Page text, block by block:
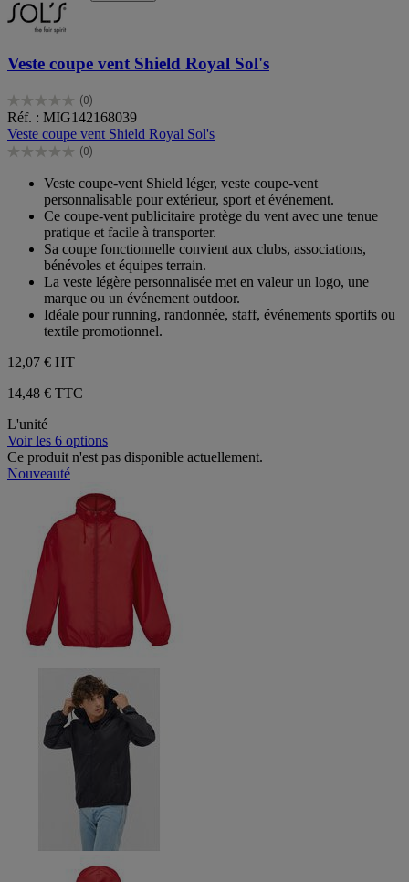
Veste coupe vent Shield Royal Sol's
(0)
0.0
sur
5
étoiles.
Réf. : MIG142168039
Veste coupe vent Shield Royal Sol's
(0)
0.0
étoiles.
Veste coupe-vent Shield léger, veste coupe-vent
personnalisable pour extérieur, sport et événement.
Ce coupe-vent publicitaire protège du vent avec une tenue
pratique et facile à transporter.
Sa coupe fonctionnelle convient aux clubs, associations,
bénévoles et équipes terrain.
La veste légère personnalisée met en valeur un logo, une
marque ou un événement outdoor.
Idéale pour running, randonnée, staff, événements sportifs ou
textile promotionnel.
12,07 € HT
14,48 € TTC
L'unité
Voir les 6 options
Ce produit n'est pas disponible actuellement.
Nouveauté